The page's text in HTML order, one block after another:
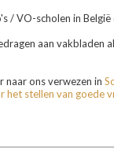
/ VO-scholen in België
aan vakbladen
naar ons verwezen in
het stellen van goede